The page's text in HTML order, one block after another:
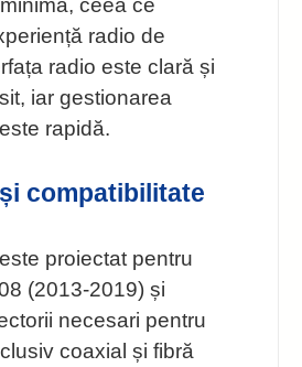
ceea ce
radio de
radio este clară și
iar gestionarea
rapidă.
compatibilitate
proiectat pentru
(2013-2019) și
necesari pentru
coaxial și fibră